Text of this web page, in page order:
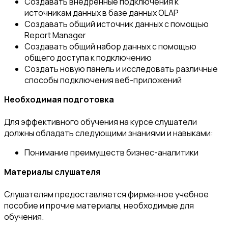
источникам данных в базе данных OLAP
Создавать общий источник данных с помощью
Report Manager
Создавать общий набор данных с помощью
общего доступа к подключению
Создать новую панель и исследовать различные
способы подключения веб-приложений
Необходимая подготовка
Для эффективного обучения на курсе слушатели
должны обладать следующими знаниями и навыками:
Понимание преимуществ бизнес-аналитики
Материалы слушателя
Слушателям предоставляется фирменное учебное
пособие и прочие материалы, необходимые для
обучения.